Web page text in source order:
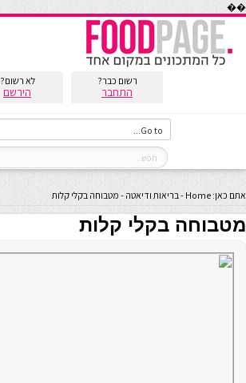
��
רשום כבר?
התחבר
לא רשום?
הירשם
אתם כאן: Home
-בריאות ודיאטה - מטבוחה בקלי קלות
מטבוחה בקלי קלות